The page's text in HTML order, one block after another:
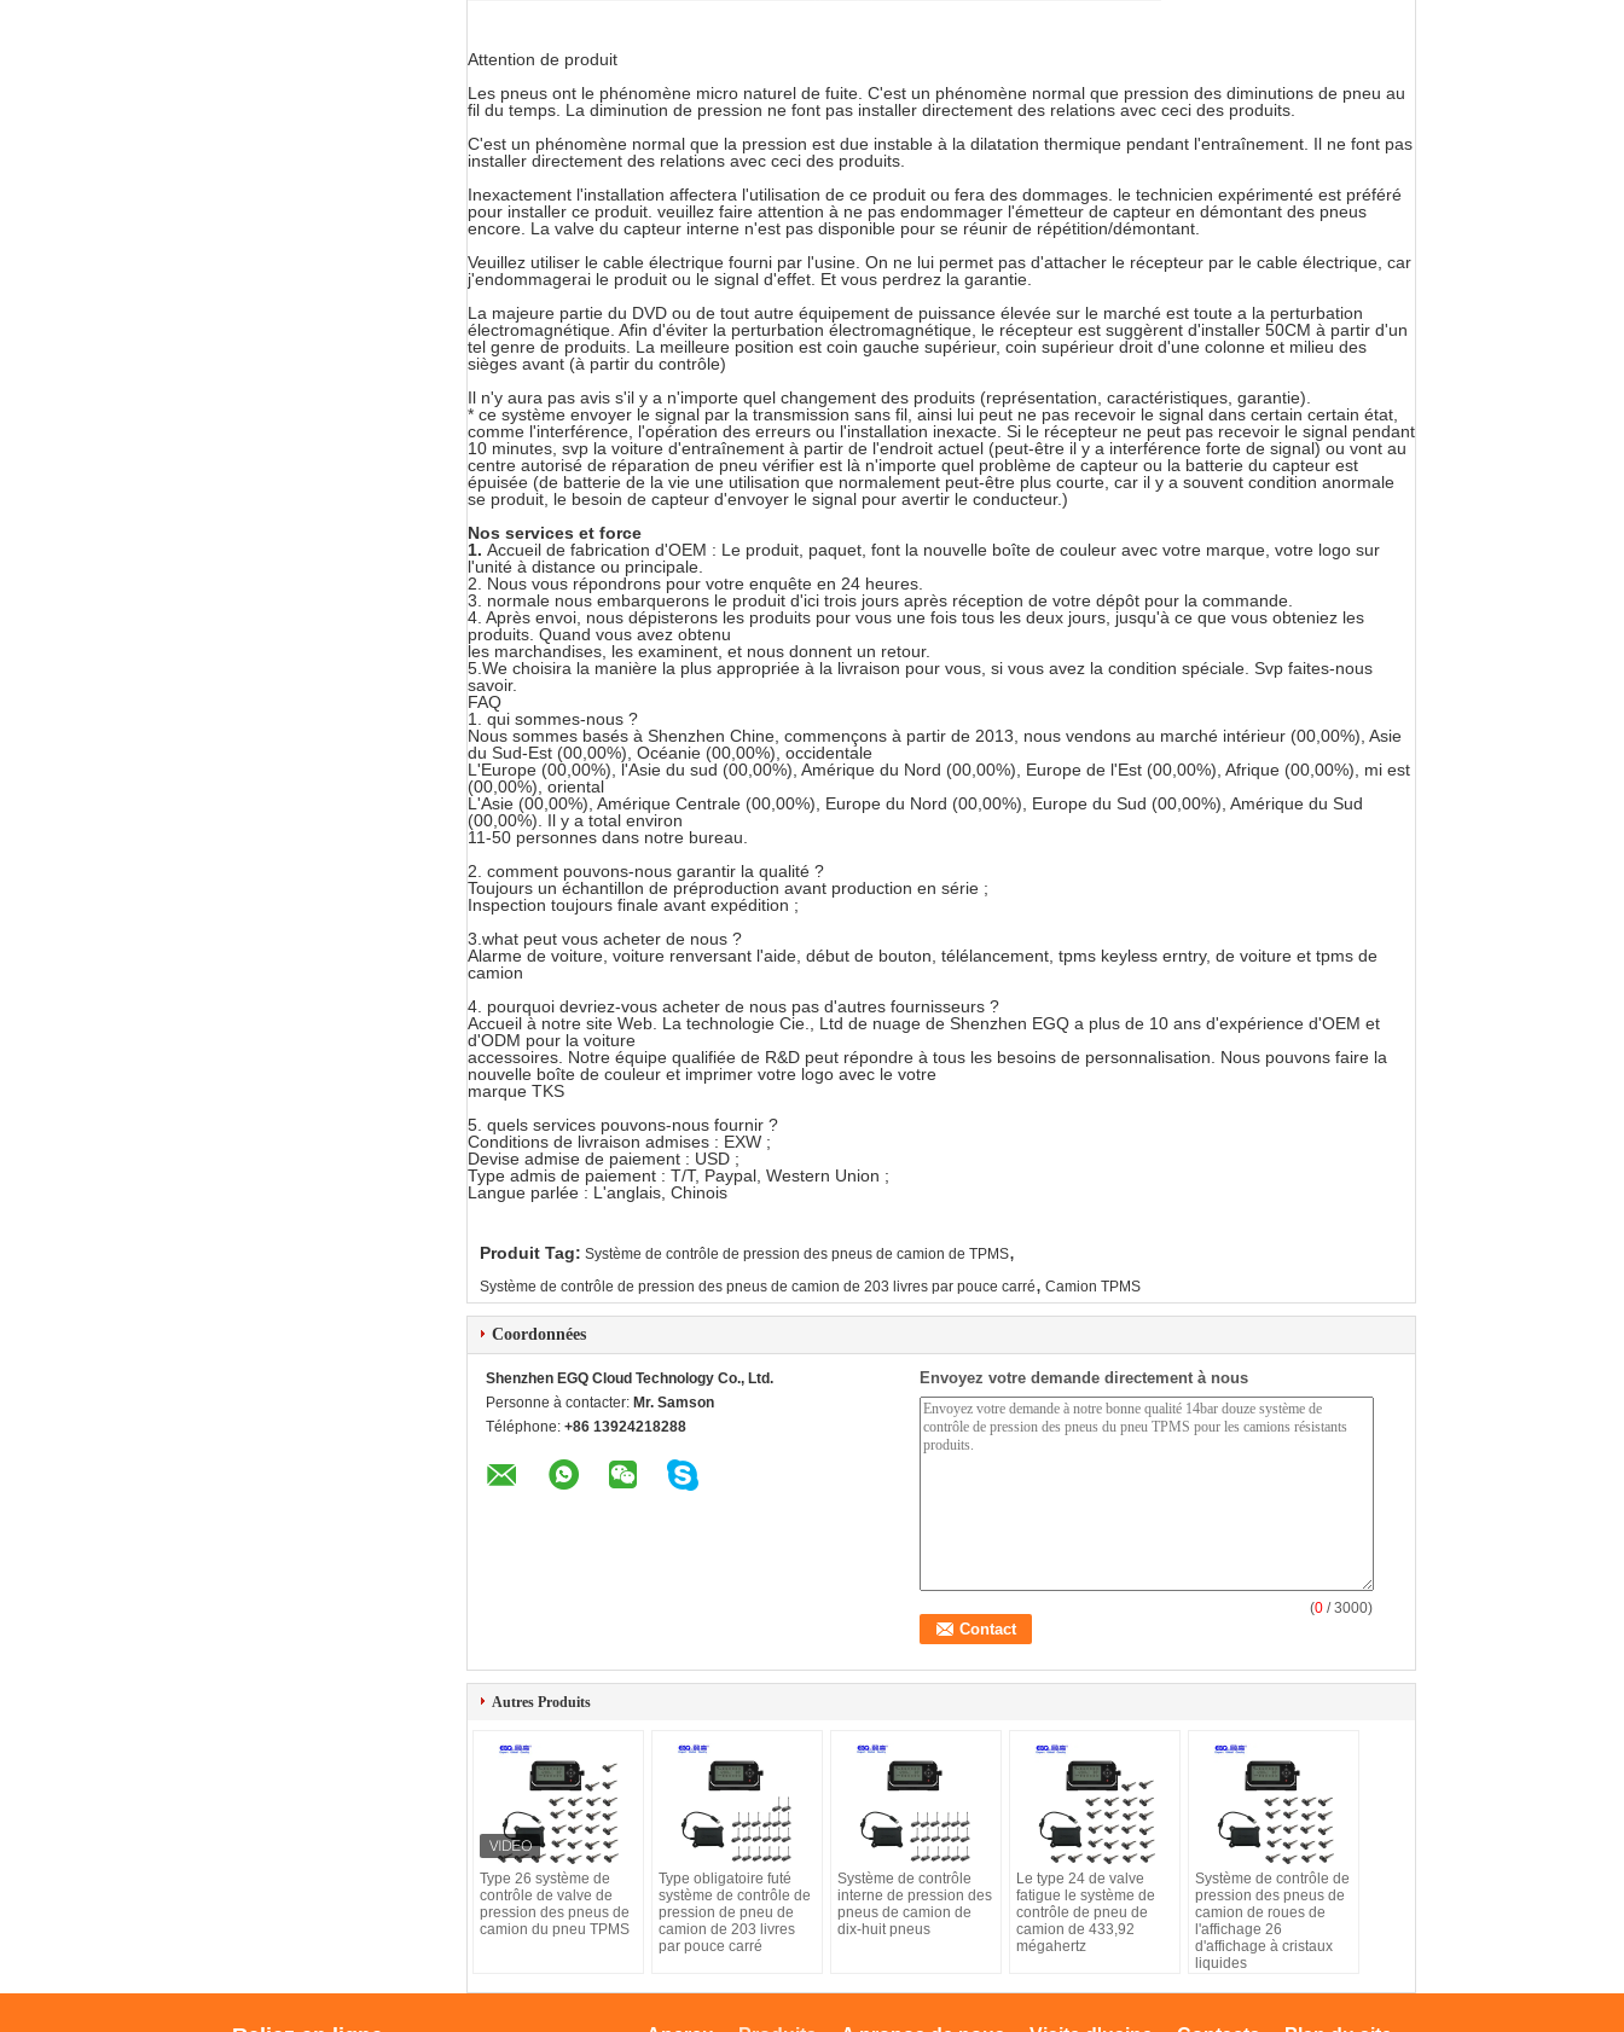
Attention de produit
Les pneus ont le phénomène micro naturel de fuite. C'est un phénomène normal que pression des diminutions de pneu au
fil du temps. La diminution de pression ne font pas installer directement des relations avec ceci des produits.
C'est un phénomène normal que la pression est due instable à la dilatation thermique pendant l'entraînement. Il ne font pas
installer directement des relations avec ceci des produits.
Inexactement l'installation affectera l'utilisation de ce produit ou fera des dommages. le technicien expérimenté est préféré
pour installer ce produit. veuillez faire attention à ne pas endommager l'émetteur de capteur en démontant des pneus
encore. La valve du capteur interne n'est pas disponible pour se réunir de répétition/démontant.
Veuillez utiliser le cable électrique fourni par l'usine. On ne lui permet pas d'attacher le récepteur par le cable électrique, car
j'endommagerai le produit ou le signal d'effet. Et vous perdrez la garantie.
La majeure partie du DVD ou de tout autre équipement de puissance élevée sur le marché est toute a la perturbation
électromagnétique. Afin d'éviter la perturbation électromagnétique, le récepteur est suggèrent d'installer 50CM à partir d'un
tel genre de produits. La meilleure position est coin gauche supérieur, coin supérieur droit d'une colonne et milieu des
sièges avant (à partir du contrôle)
Il n'y aura pas avis s'il y a n'importe quel changement des produits (représentation, caractéristiques, garantie).
* ce système envoyer le signal par la transmission sans fil, ainsi lui peut ne pas recevoir le signal dans certain certain état,
comme l'interférence, l'opération des erreurs ou l'installation inexacte. Si le récepteur ne peut pas recevoir le signal pendant
10 minutes, svp la voiture d'entraînement à partir de l'endroit actuel (peut-être il y a interférence forte de signal) ou vont au
centre autorisé de réparation de pneu vérifier est là n'importe quel problème de capteur ou la batterie du capteur est
épuisée (de batterie de la vie une utilisation que normalement peut-être plus courte, car il y a souvent condition anormale
se produit, le besoin de capteur d'envoyer le signal pour avertir le conducteur.)
Nos services et force
1. Accueil de fabrication d'OEM : Le produit, paquet, font la nouvelle boîte de couleur avec votre marque, votre logo sur
l'unité à distance ou principale.
2. Nous vous répondrons pour votre enquête en 24 heures.
3. normale nous embarquerons le produit d'ici trois jours après réception de votre dépôt pour la commande.
4. Après envoi, nous dépisterons les produits pour vous une fois tous les deux jours, jusqu'à ce que vous obteniez les
produits. Quand vous avez obtenu
les marchandises, les examinent, et nous donnent un retour.
5.We choisira la manière la plus appropriée à la livraison pour vous, si vous avez la condition spéciale. Svp faites-nous
savoir.
FAQ
1. qui sommes-nous ?
Nous sommes basés à Shenzhen Chine, commençons à partir de 2013, nous vendons au marché intérieur (00,00%), Asie
du Sud-Est (00,00%), Océanie (00,00%), occidentale
L'Europe (00,00%), l'Asie du sud (00,00%), Amérique du Nord (00,00%), Europe de l'Est (00,00%), Afrique (00,00%), mi est
(00,00%), oriental
L'Asie (00,00%), Amérique Centrale (00,00%), Europe du Nord (00,00%), Europe du Sud (00,00%), Amérique du Sud
(00,00%). Il y a total environ
11-50 personnes dans notre bureau.
2. comment pouvons-nous garantir la qualité ?
Toujours un échantillon de préproduction avant production en série ;
Inspection toujours finale avant expédition ;
3.what peut vous acheter de nous ?
Alarme de voiture, voiture renversant l'aide, début de bouton, télélancement, tpms keyless erntry, de voiture et tpms de
camion
4. pourquoi devriez-vous acheter de nous pas d'autres fournisseurs ?
Accueil à notre site Web. La technologie Cie., Ltd de nuage de Shenzhen EGQ a plus de 10 ans d'expérience d'OEM et
d'ODM pour la voiture
accessoires. Notre équipe qualifiée de R&D peut répondre à tous les besoins de personnalisation. Nous pouvons faire la
nouvelle boîte de couleur et imprimer votre logo avec le votre
marque TKS
5. quels services pouvons-nous fournir ?
Conditions de livraison admises : EXW ;
Devise admise de paiement : USD ;
Type admis de paiement : T/T, Paypal, Western Union ;
Langue parlée : L'anglais, Chinois
Produit Tag: Système de contrôle de pression des pneus de camion de TPMS,
Système de contrôle de pression des pneus de camion de 203 livres par pouce carré, Camion TPMS
Coordonnées
Shenzhen EGQ Cloud Technology Co., Ltd.
Personne à contacter: Mr. Samson
Téléphone: +86 13924218288
Envoyez votre demande directement à nous
(0 / 3000)
Autres Produits
Type 26 système de
contrôle de valve de
pression des pneus de
camion du pneu TPMS
Type obligatoire futé
système de contrôle de
pression de pneu de
camion de 203 livres
par pouce carré
Système de contrôle
interne de pression des
pneus de camion de
dix-huit pneus
Le type 24 de valve
fatigue le système de
contrôle de pneu de
camion de 433,92
mégahertz
Système de contrôle de
pression des pneus de
camion de roues de
l'affichage 26
d'affichage à cristaux
liquides